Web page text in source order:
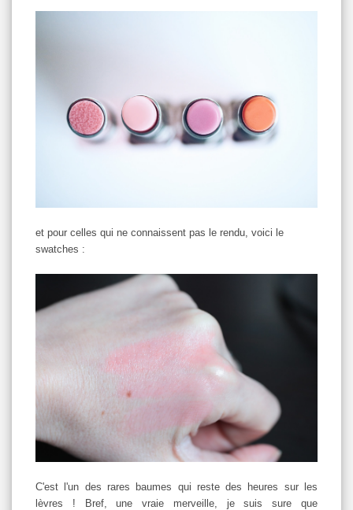
et pour celles qui ne connaissent pas le rendu, voici le
swatches :
C'est l'un des rares baumes qui reste des heures sur les
lèvres ! Bref, une vraie merveille, je suis sure que